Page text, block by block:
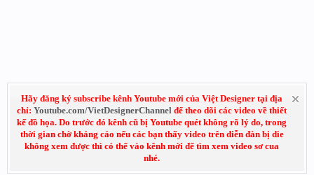
Hãy đăng ký subscribe kênh Youtube mới của Việt Designer tại địa
chỉ: Youtube.com/VietDesignerChannel để theo dõi các video về thiết
kế đồ họa. Do trước đó kênh cũ bị Youtube quét không rõ lý do, trong
thời gian chờ kháng cáo nếu các bạn thấy video trên diễn đàn bị die
không xem được thì có thể vào kênh mới để tìm xem video sơ cua
nhé.